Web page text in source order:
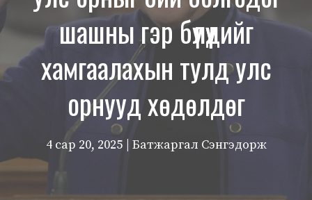
шашны гэр бүлүүдийг
хамгаалахын тулд улс
орнууд хөдөлдөг
4 сар 20, 2025 | Батжаргал Сэнгэдорж